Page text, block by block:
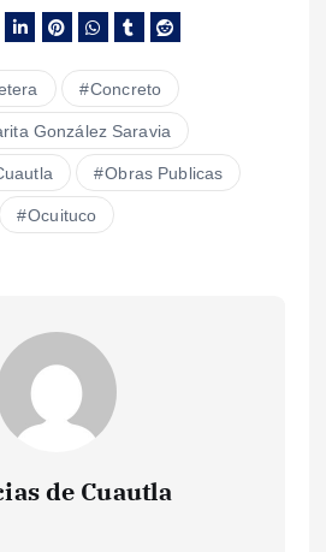
Concreto
González Saravia
Obras Publicas
Ocuituco
de Cuautla